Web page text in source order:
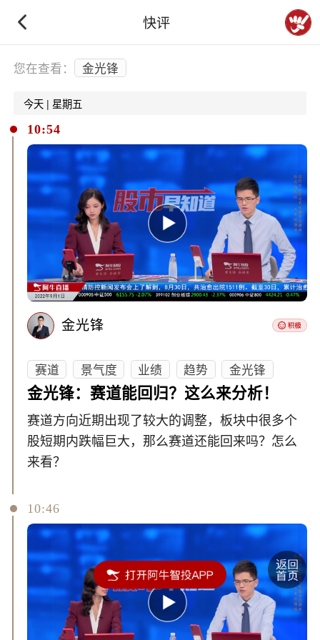
快评
下拉刷新
您在查看： 金光锋
今天 | 星期五
10:54
金光锋
赛道 景气度 业绩 趋势
金光锋
金光锋：赛道能回归？这么来分析！
赛道方向近期出现了较大的调整，板块中很多个
股短期内跌幅巨大，那么赛道还能回来吗？怎么
来看？
10:46